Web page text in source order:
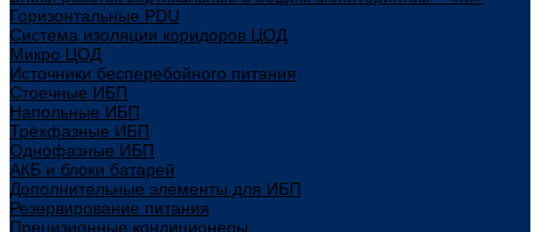
Горизонтальные PDU
Система изоляции коридоров ЦОД
Микро ЦОД
Источники бесперебойного питания
Стоечные ИБП
Напольные ИБП
Трёхфазные ИБП
Однофазные ИБП
АКБ и блоки батарей
Дополнительные элементы для ИБП
Резервирование питания
Прецизионные кондиционеры